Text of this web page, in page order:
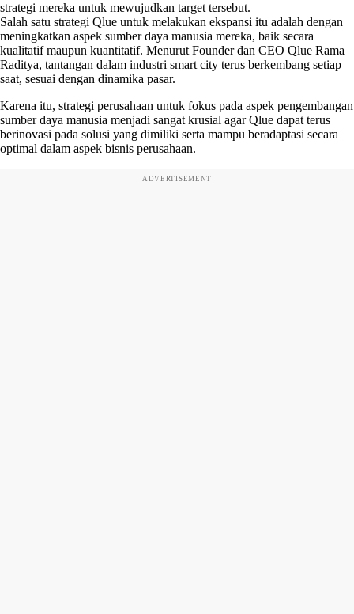
strategi mereka untuk mewujudkan target tersebut.
Salah satu strategi Qlue untuk melakukan ekspansi itu adalah dengan
meningkatkan aspek sumber daya manusia mereka, baik secara
kualitatif maupun kuantitatif. Menurut Founder dan CEO Qlue Rama
Raditya, tantangan dalam industri smart city terus berkembang setiap
saat, sesuai dengan dinamika pasar.
Karena itu, strategi perusahaan untuk fokus pada aspek pengembangan
sumber daya manusia menjadi sangat krusial agar Qlue dapat terus
berinovasi pada solusi yang dimiliki serta mampu beradaptasi secara
optimal dalam aspek bisnis perusahaan.
ADVERTISEMENT